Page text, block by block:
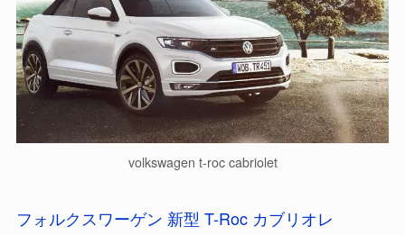
volkswagen t-roc cabriolet
フォルクスワーゲン 新型 T-Roc カブリオレ